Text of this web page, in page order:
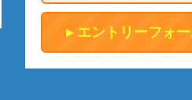
エントリーフォ